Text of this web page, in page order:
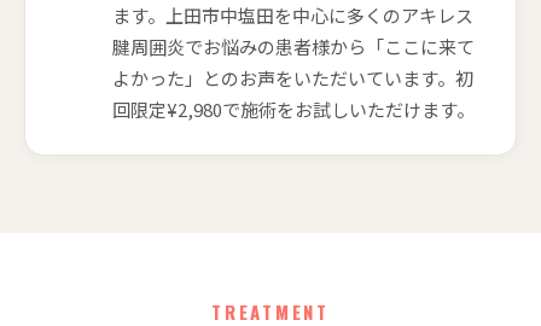
ます。上田市中塩田を中心に多くのアキレス
腱周囲炎でお悩みの患者様から「ここに来て
よかった」とのお声をいただいています。初
回限定¥2,980で施術をお試しいただけます。
TREATMENT